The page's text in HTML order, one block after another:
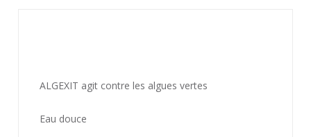
ALGEXIT agit contre les algues vertes
Eau douce